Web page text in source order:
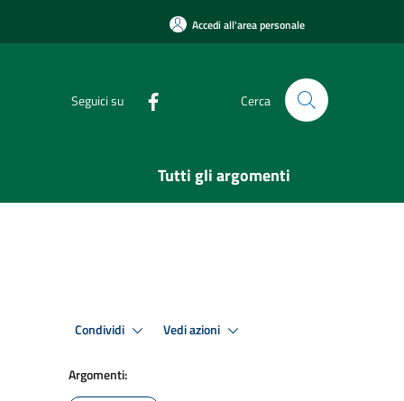
Accedi all'area personale
Seguici su Cerca
Tutti gli argomenti
Condividi Vedi azioni
Argomenti: